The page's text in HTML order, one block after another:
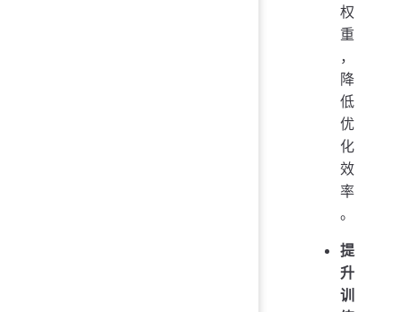
权
重
，
降
低
优
化
效
率
。
提
升
训